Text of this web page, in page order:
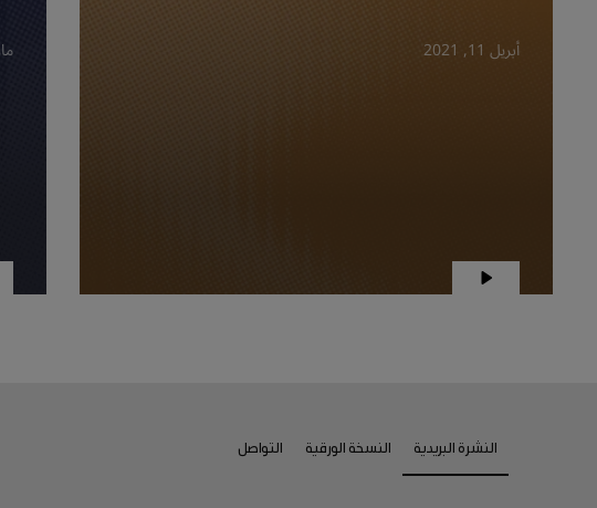
أبريل 11, 2021
النشرة البريدية النسخة الورقية التواصل